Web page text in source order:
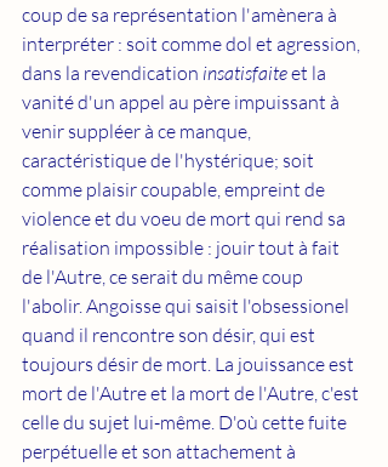
coup de sa représentation l'amènera à
interpréter : soit comme dol et agression,
dans la revendication insatisfaite et la
vanité d'un appel au père impuissant à
venir suppléer à ce manque,
caractéristique de l'hystérique; soit
comme plaisir coupable, empreint de
violence et du voeu de mort qui rend sa
réalisation impossible : jouir tout à fait
de l'Autre, ce serait du même coup
l'abolir. Angoisse qui saisit l'obsessionel
quand il rencontre son désir, qui est
toujours désir de mort. La jouissance est
mort de l'Autre et la mort de l'Autre, c'est
celle du sujet lui-même. D'où cette fuite
perpétuelle et son attachement à